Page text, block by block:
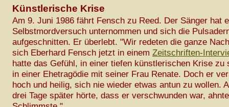
Künstlerische Krise
Am 9. Juni 1986 fährt Fensch zu Reed. Der Sänger hat
Selbstmordversuch unternommen und sich die
aufgeschnitten. Er überlebt. "Wir redeten die ganze
sich Eberhard Fensch jetzt in einem Zeitschriften-
hatte das Gefühl, in einer tiefen künstlerischen Krise zu
in einer Ehetragödie mit seiner Frau Renate. Doch er
hoch und heilig, sich nie wieder etwas antun zu wollen.
drei Tage später hörte, dass er verschwunden war,